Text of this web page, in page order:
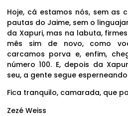
Hoje, cá estamos nós, sem as
pautas do Jaime, sem o
da Xapuri, mas na labuta,
mês sim de novo, como
carcamos porva e, enfim,
número 100. E, depois da
seu, a gente segue
Fica tranquilo, camarada, que
Zezé Weiss